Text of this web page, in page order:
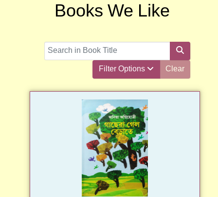
Books We Like
COM_BOIKOTHA_FILTER_SEARCH_LABEL
Filter Options Clear